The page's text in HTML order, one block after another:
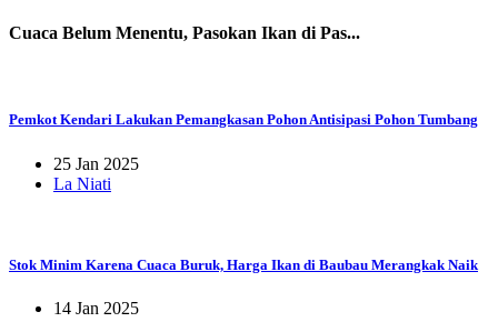
Cuaca Belum Menentu, Pasokan Ikan di Pas...
Pemkot Kendari Lakukan Pemangkasan Pohon Antisipasi Pohon Tumbang
25 Jan 2025
La Niati
Stok Minim Karena Cuaca Buruk, Harga Ikan di Baubau Merangkak Naik
14 Jan 2025